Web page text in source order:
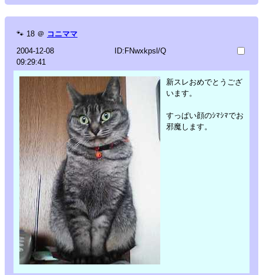
🐾 18 ＠ コニママ
2004-12-08
09:29:41
ID:FNwxkpsl/Q
新スレおめでとうござ
います。
すっぱい顔のｼﾏｼﾏでお
邪魔します。